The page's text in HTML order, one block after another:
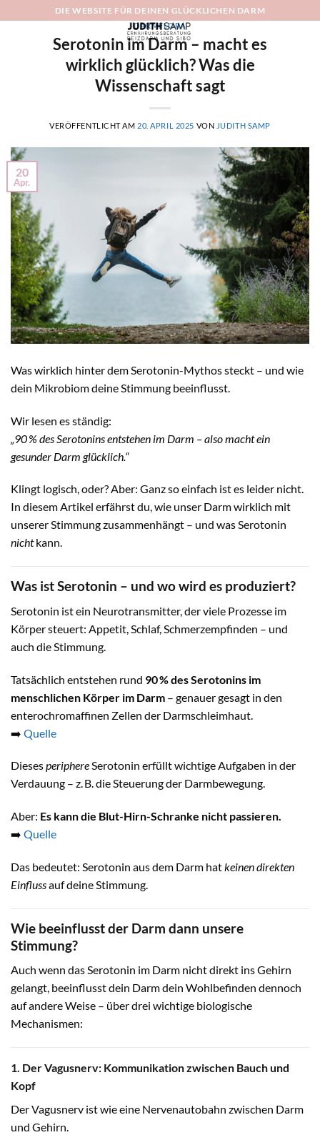
DIE WEBSITE FÜR DEINEN GLÜCKLICHEN DARM
DARMFLORA
Serotonin im Darm – macht es
wirklich glücklich? Was die
Wissenschaft sagt
VERÖFFENTLICHT AM 20. APRIL 2025 VON JUDITH SAMP
20
Apr.
Was wirklich hinter dem Serotonin-Mythos steckt – und wie
dein Mikrobiom deine Stimmung beeinflusst.
Wir lesen es ständig:
„90 % des Serotonins entstehen im Darm – also macht ein
gesunder Darm glücklich.“
Klingt logisch, oder? Aber: Ganz so einfach ist es leider nicht.
In diesem Artikel erfährst du, wie unser Darm wirklich mit
unserer Stimmung zusammenhängt – und was Serotonin
nichtkann.
Was ist Serotonin – und wo wird es produziert?
Serotonin ist ein Neurotransmitter, der viele Prozesse im
Körper steuert: Appetit, Schlaf, Schmerzempfinden – und
auch die Stimmung.
Tatsächlich entstehen rund 90 % des Serotonins im
menschlichen Körper im Darm – genauer gesagt in den
enterochromaffinen Zellen der Darmschleimhaut.
➡️ Quelle
DiesesperiphereSerotonin erfüllt wichtige Aufgaben in der
Verdauung – z. B. die Steuerung der Darmbewegung.
Aber: Es kann die Blut-Hirn-Schranke nicht passieren.
➡️ Quelle
Das bedeutet: Serotonin aus dem Darm hatkeinen direkten
Einflussauf deine Stimmung.
Wie beeinflusst der Darm dann unsere
Stimmung?
Auch wenn das Serotonin im Darm nicht direkt ins Gehirn
gelangt, beeinflusst dein Darm dein Wohlbefinden dennoch
auf andere Weise – über drei wichtige biologische
Mechanismen:
1. Der Vagusnerv: Kommunikation zwischen Bauch und
Kopf
Der Vagusnerv ist wie eine Nervenautobahn zwischen Darm
und Gehirn.